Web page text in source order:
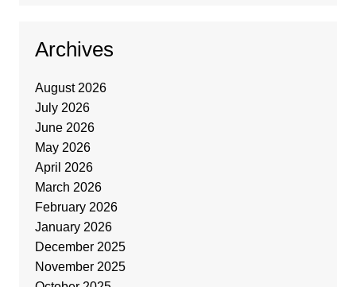
Archives
August 2026
July 2026
June 2026
May 2026
April 2026
March 2026
February 2026
January 2026
December 2025
November 2025